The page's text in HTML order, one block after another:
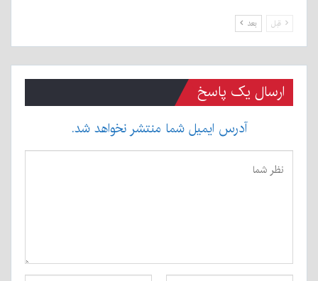
قبل بعد
ارسال یک پاسخ
آدرس ایمیل شما منتشر نخواهد شد.